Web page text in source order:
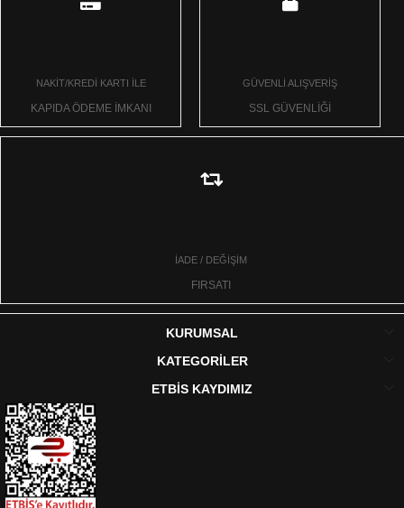
NAKİT/KREDİ KARTI İLE
KAPIDA ÖDEME İMKANI
GÜVENLİ ALIŞVERİŞ
SSL GÜVENLİĞİ
İADE / DEĞİŞİM
FIRSATI
KURUMSAL
KATEGORİLER
ETBİS KAYDIMIZ